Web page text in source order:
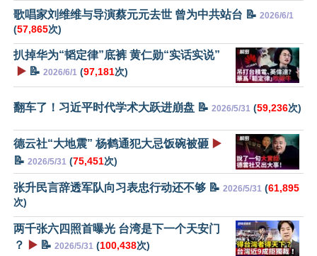
歌唱家刘维维与导演蔡元元去世 曾为中共站台 📝 2026/6/1
(57,865次)
扒掉华为“韬定律”底裤 黄仁勋“实话实说”
▶️ 📝 2026/6/1 (97,181次)
翻车了！习近平时代学术大跃进崩盘 📝 2026/5/31 (59,236次)
德云社“大地震” 杨鹤通犯大忌饭碗被砸 ▶️
📝 2026/5/31 (75,451次)
张升民言辞透军队向习表忠行动还不够 📝 2026/5/31 (61,895
次)
两千张六四照首曝光 台湾是下一个天安门
？
▶️ 📝 2026/5/31 (100,438次)